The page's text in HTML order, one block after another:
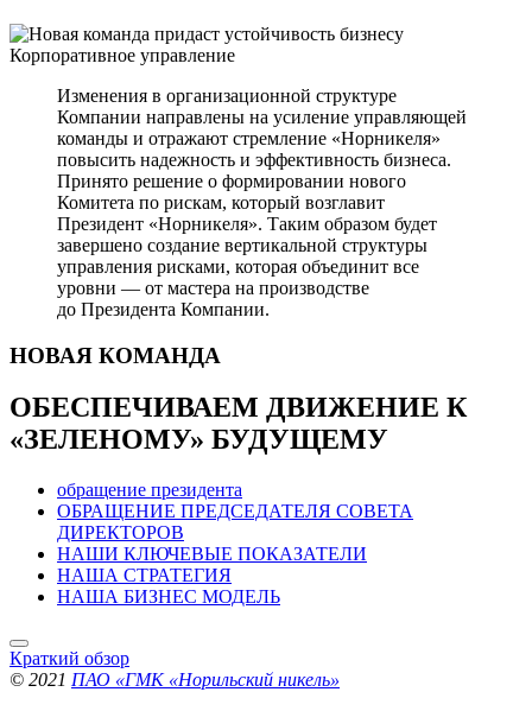
Корпоративное управление
Изменения в организационной структуре
Компании направлены на усиление управляющей
команды и отражают стремление «Норникеля»
повысить надежность и эффективность бизнеса.
Принято решение о формировании нового
Комитета по рискам, который возглавит
Президент «Норникеля». Таким образом будет
завершено создание вертикальной структуры
управления рисками, которая объединит все
уровни — от мастера на производстве
до Президента Компании.
НОВАЯ КОМАНДА
ОБЕСПЕЧИВАЕМ ДВИЖЕНИЕ К
«ЗЕЛЕНОМУ» БУДУЩЕМУ
обращение президента
ОБРАЩЕНИЕ ПРЕДСЕДАТЕЛЯ СОВЕТА
ДИРЕКТОРОВ
НАШИ КЛЮЧЕВЫЕ ПОКАЗАТЕЛИ
НАША СТРАТЕГИЯ
НАША БИЗНЕС МОДЕЛЬ
Краткий обзор
© 2021 ПАО «ГМК «Норильский никель»